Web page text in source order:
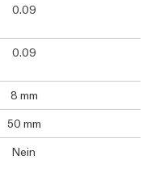
0.09
0.09
8 mm
50 mm
Nein